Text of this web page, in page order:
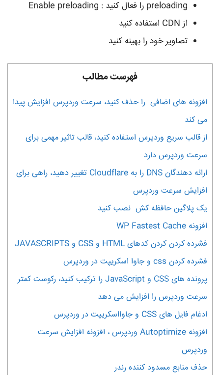
preloading را فعال کنید : Enable preloading
از CDN استفاده کنید
تصاویر خود را بهینه کنید
فهرست مطالب
افزونه های اضافی را حذف کنید، سرعت وردپرس افزایش پیدا
می کند
از قالب سریع وردپرس استفاده کنید، قالب تاثیر مهمی برای
سرعت وردپرس دارد
ارائه دهندگان DNS را به Cloudflare تغییر دهید، راهی برای
افزایش سرعت وردپرس
یک پلاگین حافظه کش نصب کنید
افزونه WP Fastest Cache
فشرده کردن کردن کدهای HTML و CSS و JAVASCRIPTS
فشرده کردن css و جاوا اسکریپت در وردپرس
پرونده های CSS و JavaScript را ترکیب کنید، رکوست کمتر
سرعت وردپرس را افزایش می دهد
ادغام فایل های CSS و جاوااسکریپت در وردپرس
افزونه Autoptimize وردپرس ، افزونه افزایش سرعت
وردپرس
حذف منابع مسدود کننده رندر